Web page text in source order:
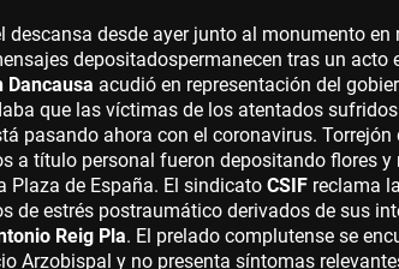
descansa desde ayer junto al monumento
depositadospermanecen tras un acto
Dancausa acudió en representación del
que las víctimas de los atentados
pasando ahora con el coronavirus.
a título personal fueron depositando flores
Plaza de España. El sindicato CSIF reclama
de estrés postraumático derivados de sus
Reig Pla. El prelado complutense se
Arzobispal y no presenta síntomas